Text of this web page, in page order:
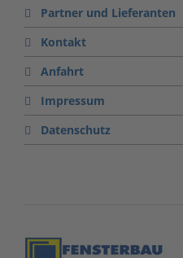
Partner und Lieferanten
Kontakt
Anfahrt
Impressum
Datenschutz